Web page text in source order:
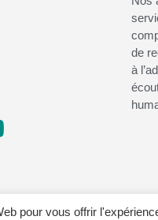
de
à
pour vous offrir